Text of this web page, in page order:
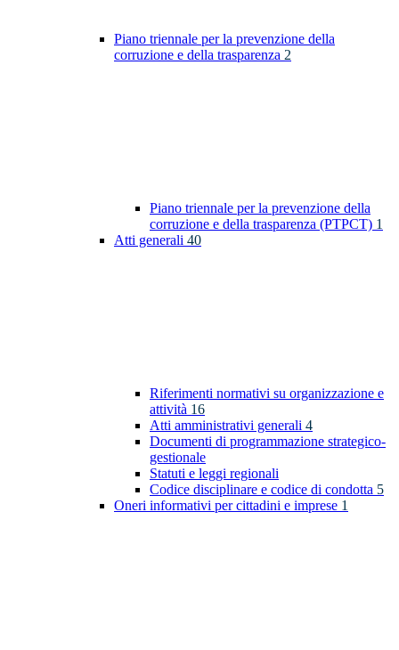
Piano triennale per la prevenzione della
corruzione e della trasparenza 2
Piano triennale per la prevenzione della
corruzione e della trasparenza (PTPCT) 1
Atti generali 40
Riferimenti normativi su organizzazione e
attività 16
Atti amministrativi generali 4
Documenti di programmazione strategico-
gestionale
Statuti e leggi regionali
Codice disciplinare e codice di condotta 5
Oneri informativi per cittadini e imprese 1